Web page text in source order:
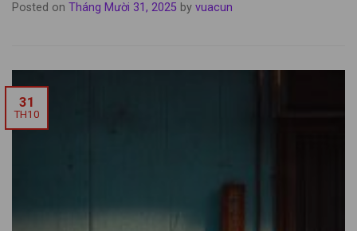
Posted on Tháng Mười 31, 2025 by vuacun
31
TH10